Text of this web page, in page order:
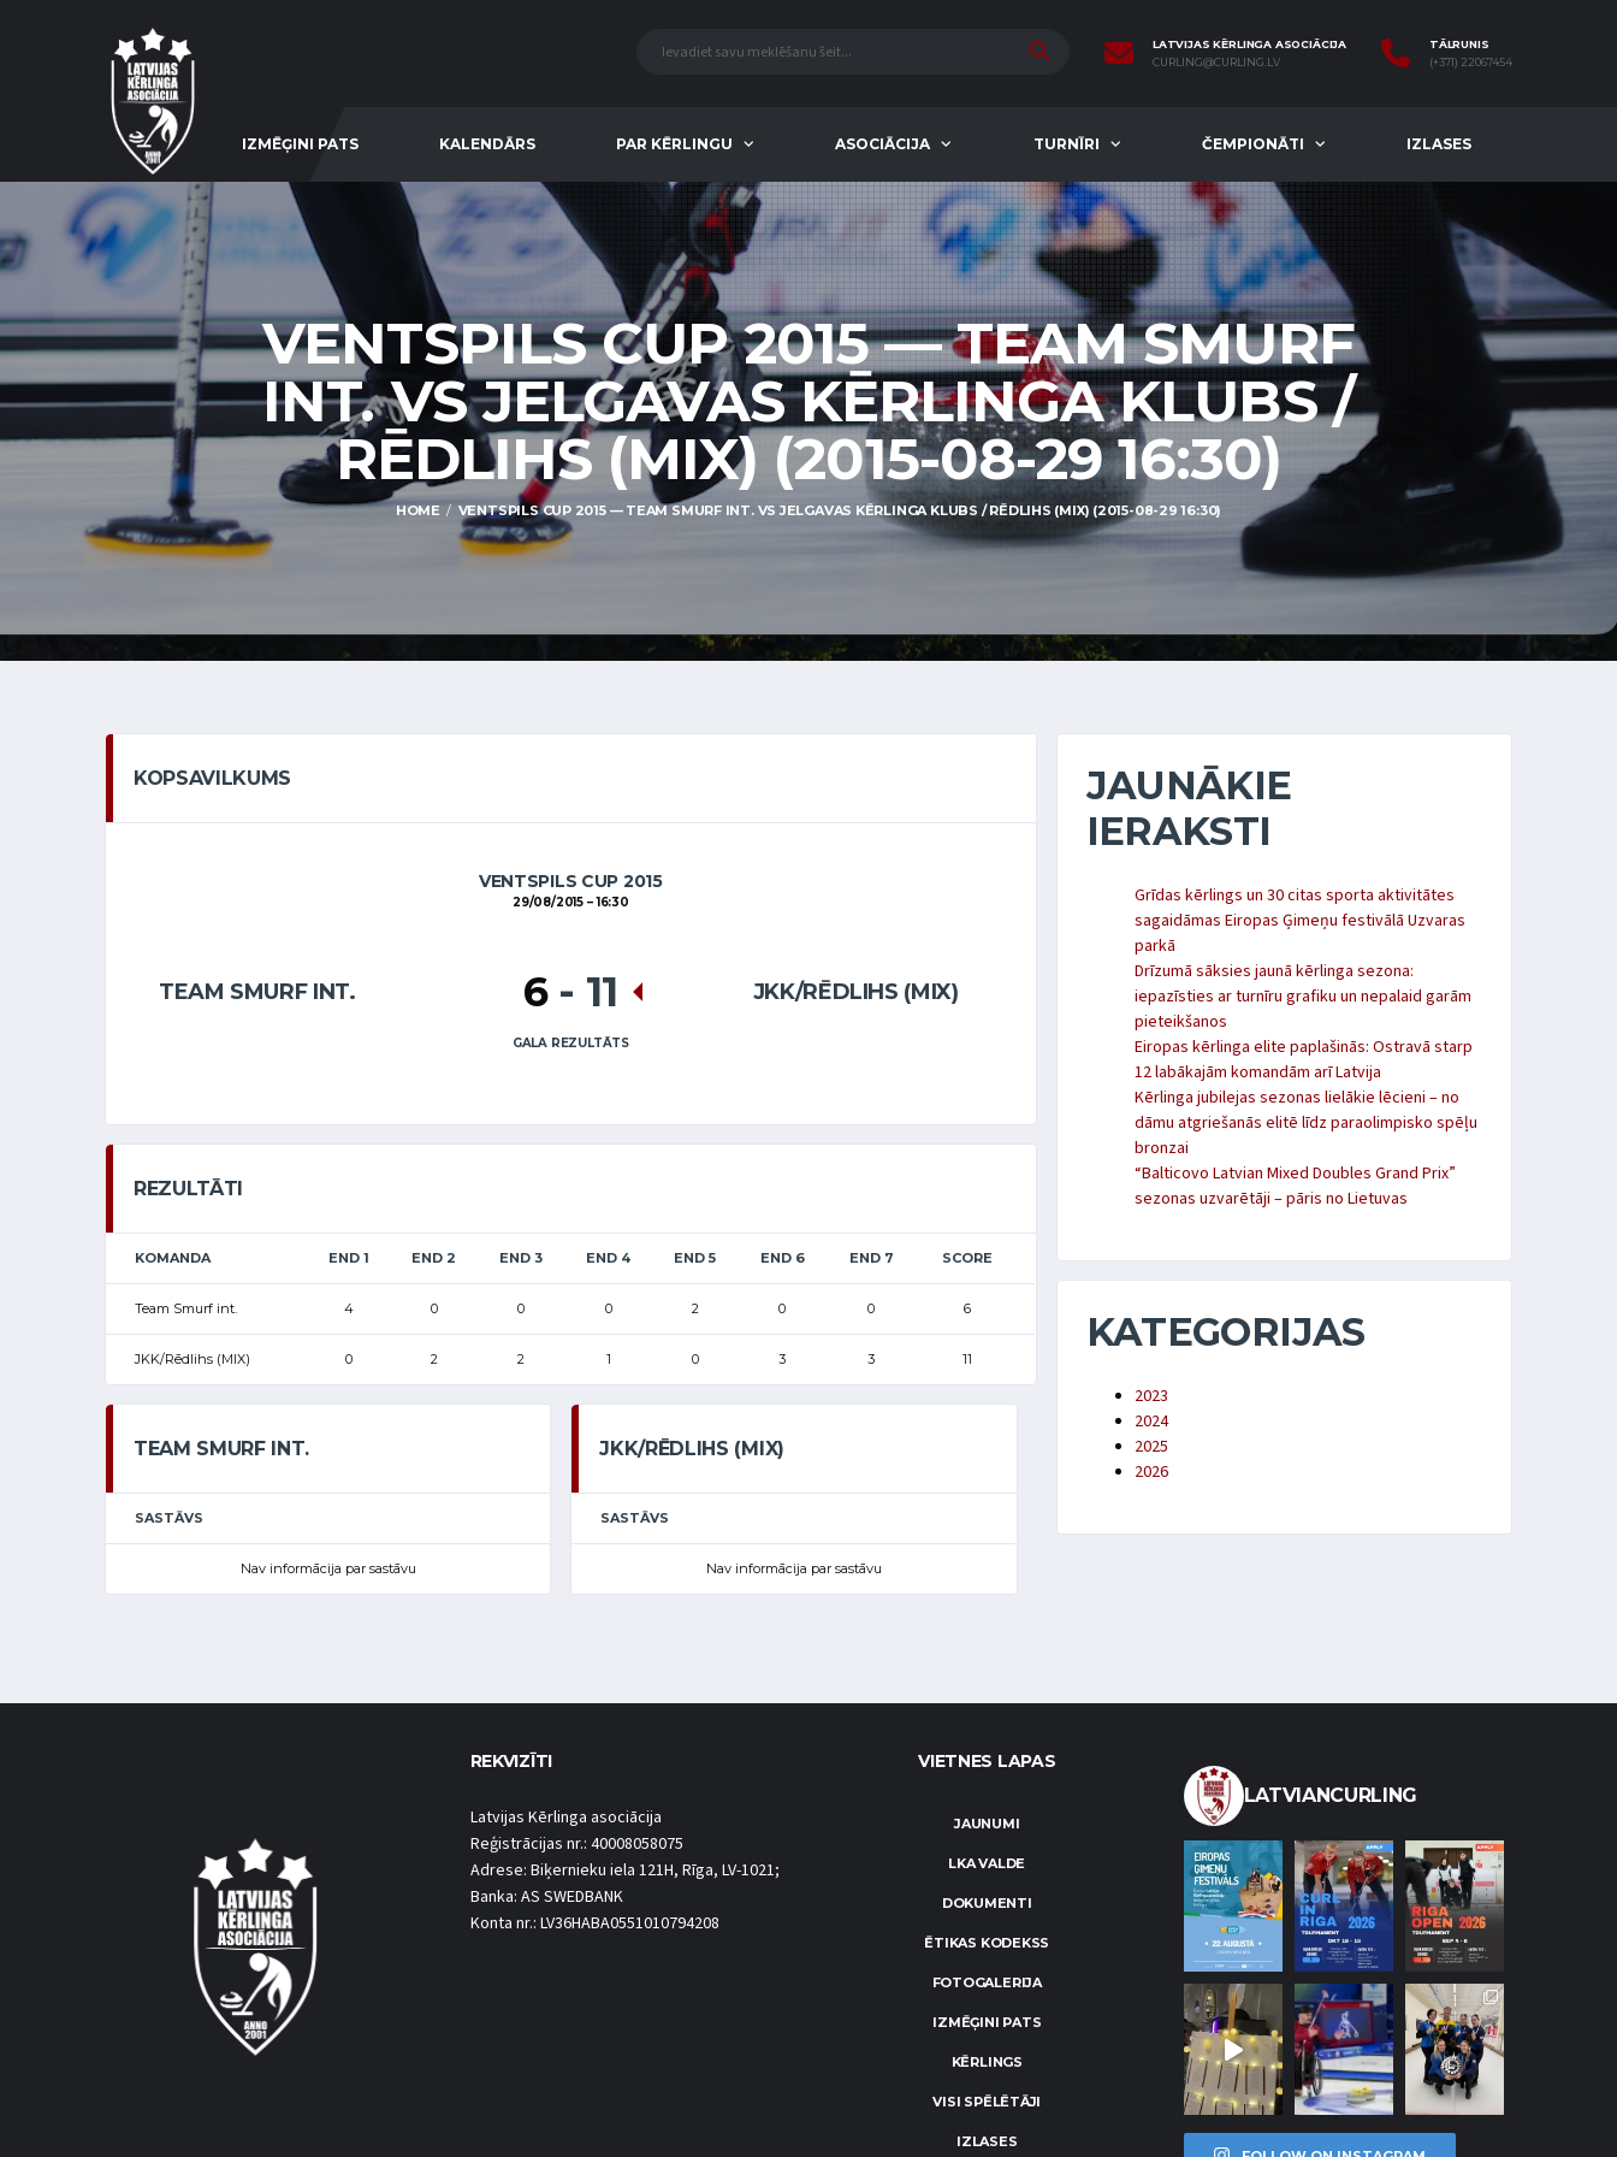
LATVIJAS KĒRLINGA ASOCIĀCIJA
CURLING@CURLING.LV
TĀLRUNIS
(+371) 22067454
IZMĒĢINI PATS KALENDĀRS PAR KĒRLINGU ASOCIĀCIJA TURNĪRI ČEMPIONĀTI IZLASES
VENTSPILS CUP 2015 — TEAM SMURF
INT. VS JELGAVAS KĒRLINGA KLUBS /
RĒDLIHS (MIX) (2015-08-29 16:30)
HOME VENTSPILS CUP 2015 — TEAM SMURF INT. VS JELGAVAS KĒRLINGA KLUBS / RĒDLIHS (MIX) (2015-08-29 16:30)
KOPSAVILKUMS
VENTSPILS CUP 2015
29/08/2015 16:30
TEAM SMURF INT. JKK/RĒDLIHS (MIX)
6 - 11
GALA REZULTĀTS
REZULTĀTI
KOMANDA END 1 END 2 END 3 END 4 END 5 END 6 END 7 SCORE
Team Smurf int. 4 0 0 0 2 0 0 6
JKK/Rēdlihs (MIX) 0 2 2 1 0 3 3 11
TEAM SMURF INT.
SASTĀVS
Nav informācija par sastāvu
JKK/RĒDLIHS (MIX)
SASTĀVS
Nav informācija par sastāvu
JAUNĀKIE
IERAKSTI
Grīdas kērlings un 30 citas sporta aktivitātes
sagaidāmas Eiropas Ģimeņu festivālā Uzvaras
parkā
Drīzumā sāksies jaunā kērlinga sezona:
iepazīsties ar turnīru grafiku un nepalaid garām
pieteikšanos
Eiropas kērlinga elite paplašinās: Ostravā starp
12 labākajām komandām arī Latvija
Kērlinga jubilejas sezonas lielākie lēcieni – no
dāmu atgriešanās elitē līdz paraolimpisko spēļu
bronzai
“Balticovo Latvian Mixed Doubles Grand Prix”
sezonas uzvarētāji – pāris no Lietuvas
KATEGORIJAS
2023
2024
2025
2026
REKVIZĪTI
Latvijas Kērlinga asociācija
Reģistrācijas nr.: 40008058075
Adrese: Biķernieku iela 121H, Rīga, LV-1021;
Banka: AS SWEDBANK
Konta nr.: LV36HABA0551010794208
VIETNES LAPAS
JAUNUMI
LKA VALDE
DOKUMENTI
ĒTIKAS KODEKSS
FOTOGALERIJA
IZMĒĢINI PATS
KĒRLINGS
VISI SPĒLĒTĀJI
IZLASES
LATVIANCURLING